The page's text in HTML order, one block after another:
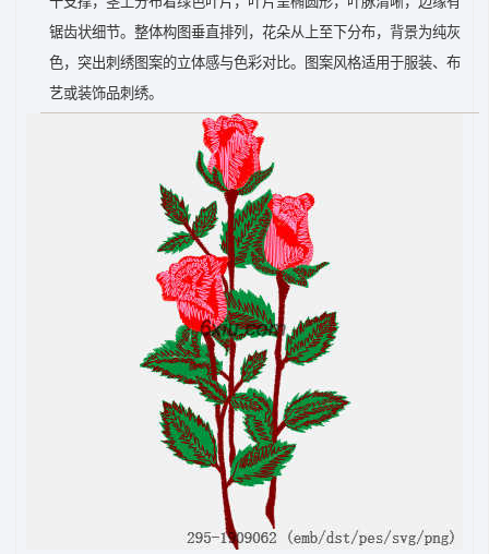
锯齿状细节。整体构图垂直排列，花朵从上至下分布，背景为纯灰
色，突出刺绣图案的立体感与色彩对比。图案风格适用于服装、布
艺或装饰品刺绣。